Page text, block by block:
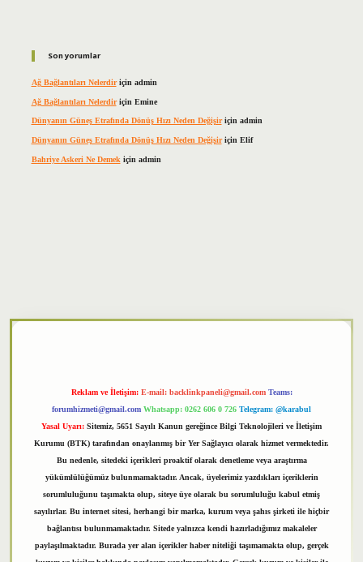
Son yorumlar
Ağ Bağlantıları Nelerdiriçin admin
Ağ Bağlantıları Nelerdiriçin Emine
Dünyanın Güneş Etrafında Dönüş Hızı Neden Değişiriçin admin
Dünyanın Güneş Etrafında Dönüş Hızı Neden Değişiriçin Elif
Bahriye Askeri Ne Demek için admin
Reklam ve İletişim: E-mail: backlinkpaneli@gmail.com Teams:
forumhizmeti@gmail.com Whatsapp: 0262 606 0 726 Telegram: @karabul
Yasal Uyarı: Sitemiz, 5651 Sayılı Kanun gereğince Bilgi Teknolojileri ve İletişim
Kurumu (BTK) tarafından onaylanmış bir Yer Sağlayıcı olarak hizmet vermektedir.
Bu nedenle, sitedeki içerikleri proaktif olarak denetleme veya araştırma
yükümlülüğümüz bulunmamaktadır. Ancak, üyelerimiz yazdıkları içeriklerin
sorumluluğunu taşımakta olup, siteye üye olarak bu sorumluluğu kabul etmiş
sayılırlar. Bu internet sitesi, herhangi bir marka, kurum veya şahıs şirketi ile hiçbir
bağlantısı bulunmamaktadır. Sitede yalnızca kendi hazırladığımız makaleler
paylaşılmaktadır. Burada yer alan içerikler haber niteliği taşımamakta olup, gerçek